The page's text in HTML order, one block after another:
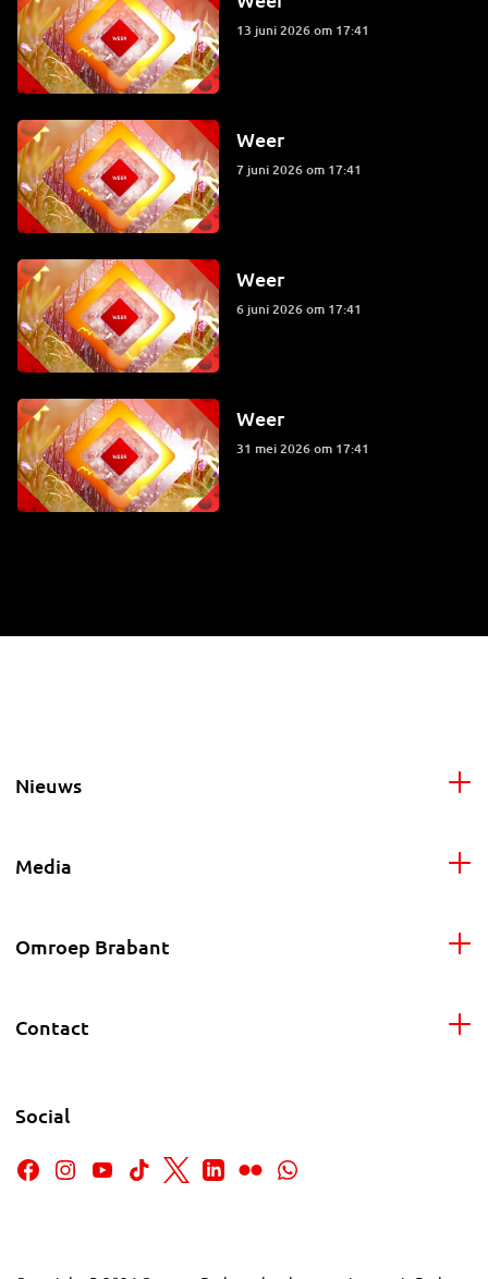
13 juni 2026 om 17:41
Weer
7 juni 2026 om 17:41
Weer
6 juni 2026 om 17:41
Weer
31 mei 2026 om 17:41
Nieuws
Media
Omroep Brabant
Contact
Social